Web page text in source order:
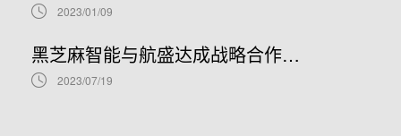
2023/01/09
黑芝麻智能与航盛达成战略合作，共同打造基于A1000系列芯片的行泊一体自动驾驶域控平台
2023/07/19